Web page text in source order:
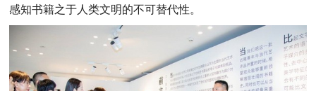
感知书籍之于人类文明的不可替代性。